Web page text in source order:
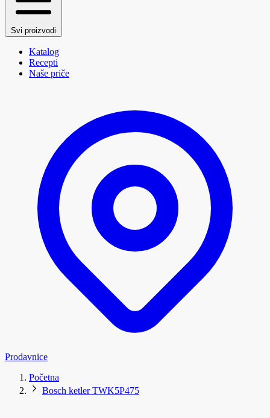
Svi proizvodi
Katalog
Recepti
Naše priče
Prodavnice
Početna
Bosch ketler TWK5P475